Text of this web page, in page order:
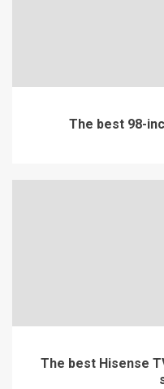
The best 98-
The best Hisense